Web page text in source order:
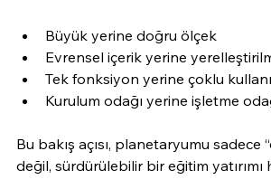
Büyük yerine doğru ölçek
Evrensel içerik yerine
Tek fonksiyon yerine çoklu
Kurulum odağı yerine işletme
Bu bakış açısı, planetaryumu sadece
değil, sürdürülebilir bir eğitim yatırımı